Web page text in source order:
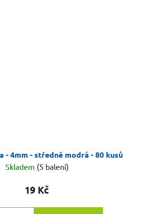
- 4mm - středně modrá - 80 kusů
Skladem (5 balení)
19 Kč